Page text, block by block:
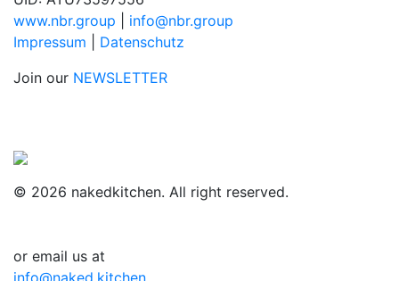
www.nbr.group
info@nbr.group
Impressum
Datenschutz
Join our NEWSLETTER
© 2026 nakedkitchen. All right reserved.
or email us at
info@naked.kitchen